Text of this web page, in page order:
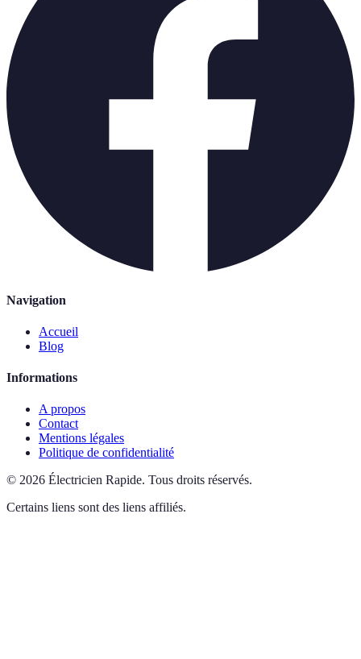
Navigation
Accueil
Blog
Informations
A propos
Contact
Mentions légales
Politique de confidentialité
© 2026 Électricien Rapide. Tous droits réservés.
Certains liens sont des liens affiliés.